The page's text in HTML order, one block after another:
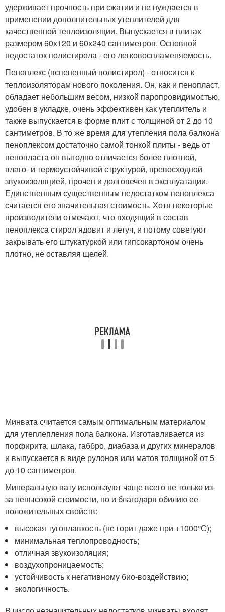
удерживает прочность при сжатии и не нуждается в
применении дополнительных утеплителей для
качественной теплоизоляции. Выпускается в плитах
размером 60х120 и 60х240 сантиметров. Основной
недостаток полистирола - его легковоспламеняемость.
Пеноплекс (вспененный полистирол) - относится к
теплоизоляторам нового поколения. Он, как и пенопласт,
обладает небольшим весом, низкой паропровидимостью,
удобен в укладке, очень эффективен как утеплитель и
также выпускается в форме плит с толщиной от 2 до 10
сантиметров. В то же время для утепления пола балкона
пеноплексом достаточно самой тонкой плиты - ведь от
пенопласта он выгодно отличается более плотной,
влаго- и термоустойчивой структурой, превосходной
звукоизоляцией, прочен и долговечен в эксплуатации.
Единственным существенным недостатком пеноплекса
считается его значительная стоимость. Хотя некоторые
производители отмечают, что входящий в состав
пеноплекса стирол ядовит и летуч, и потому советуют
закрывать его штукатуркой или гипсокартоном очень
плотно, не оставляя щелей.
Минвата считается самым оптимальным материалом
для утеплепления пола балкона. Изготавливается из
порфирита, шлака, габбро, диабаза и других минералов
и выпускается в виде рулонов или матов толщиной от 5
до 10 сантиметров.
Минеральную вату используют чаще всего не только из-
за невысокой стоимости, но и благодаря обилию ее
положительных свойств:
высокая тугоплавкость (не горит даже при +1000°С);
минимальная теплопроводность;
отличная звукоизоляция;
воздухопроницаемость;
устойчивость к негативному био-воздействию;
экологичность.